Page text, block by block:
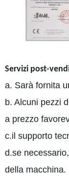
Servizi post-
a. Sarà fornita
b. Alcuni pezzi
a prezzo
c.il supporto
d.se
della macchina.